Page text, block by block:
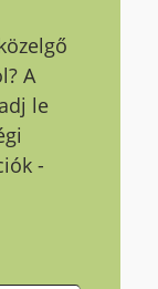
A
le
-